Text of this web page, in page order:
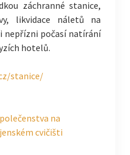
záchranné stanice,
likvidace náletů na
nepřízni počasí natírání
hotelů.
stanice/
na
cvičišti